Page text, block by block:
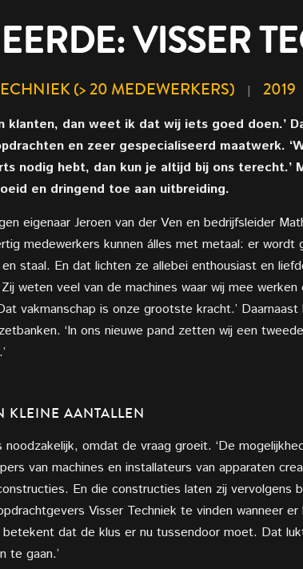
VISSER
(> 20 MEDEWERKERS) | 2019
klanten, dan weet ik dat wij iets goed doen.’
en zeer gespecialiseerd maatwerk.
nodig hebt, dan kun je altijd bij ons
en dringend toe aan uitbreiding.
eigenaar Jeroen van der Ven en bedrijfsleider
medewerkers kunnen álles met metaal: er
staal. En dat lichten ze allebei enthousiast en
weten veel van de machines waar wij mee
vakmanschap is onze grootste kracht.’
‘In ons nieuwe pand zetten wij een
KLEINE AANTALLEN
omdat de vraag groeit. ‘De
van machines en installateurs van apparaten
En die constructies laten zij vervolgens
Visser Techniek te vinden wanneer
dat de klus er nu tussendoor moet. Dat
te gaan.’